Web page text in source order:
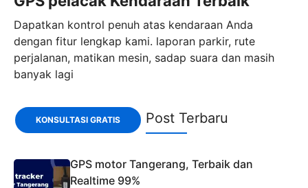
Dapatkan kontrol penuh atas kendaraan Anda
dengan fitur lengkap kami. laporan parkir, rute
perjalanan, matikan mesin, sadap suara dan masih
banyak lagi
KONSULTASI GRATIS Post Terbaru
GPS motor Tangerang, Terbaik dan
Realtime 99%